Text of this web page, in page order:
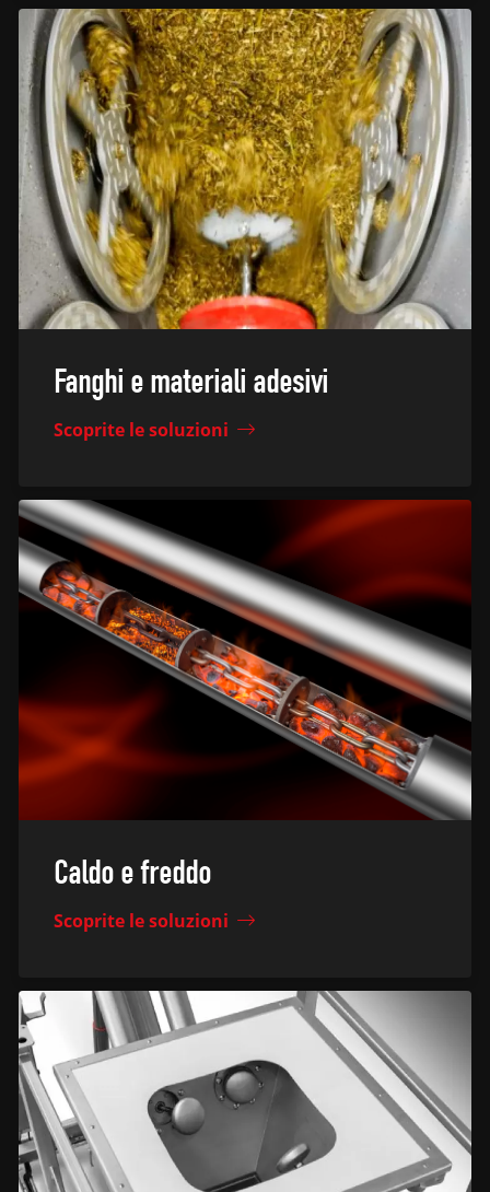
Fanghi e materiali adesivi
Scoprite le soluzioni
Caldo e freddo
Scoprite le soluzioni